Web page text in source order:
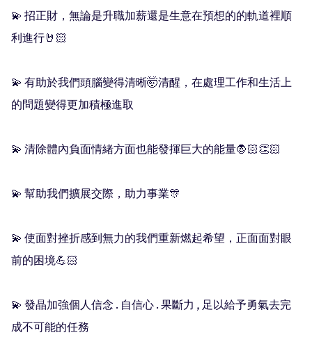
💫 招正財，無論是升職加薪還是生意在預想的的軌道裡順
利進行🤘🏻
💫 有助於我們頭腦變得清晰🤯清醒，在處理工作和生活上
的問題變得更加積極進取
💫 清除體內負面情緒方面也能發揮巨大的能量🧛🏻👏🏻
💫 幫助我們擴展交際，助力事業🎊
💫 使面對挫折感到無力的我們重新燃起希望，正面面對眼
前的困境💪🏻
💫 發晶加強個人信念 . 自信心 . 果斷力 , 足以給予勇氣去完
成不可能的任務